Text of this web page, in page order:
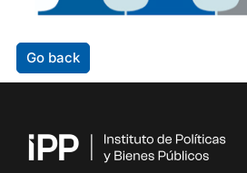
Go back